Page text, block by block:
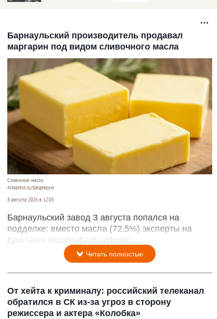
Барнаульский производитель продавал
маргарин под видом сливочного масла
Сливочное масло.
Altapress.ru/Шедеврум
8 августа 2026 в 12:05
Барнаульский завод 3 августа попался на
подделке: вместо масла (72,5%) эксперты на
прилавке нашли фальсификат.
Читать полностью
От хейта к криминалу: российский телеканал
обратился в СК из-за угроз в сторону
режиссера и актера «Колобка»